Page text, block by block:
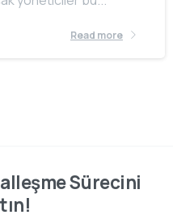
Read more
Sürecini